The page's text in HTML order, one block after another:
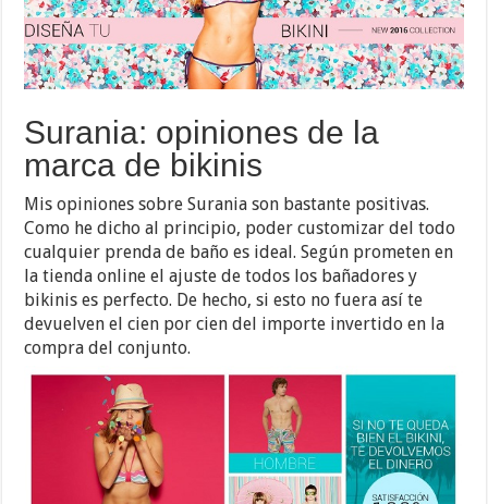
Surania: opiniones de la
marca de bikinis
Mis opiniones sobre Surania son bastante positivas.
Como he dicho al principio, poder customizar del todo
cualquier prenda de baño es ideal. Según prometen en
la tienda online el ajuste de todos los bañadores y
bikinis es perfecto. De hecho, si esto no fuera así te
devuelven el cien por cien del importe invertido en la
compra del conjunto.